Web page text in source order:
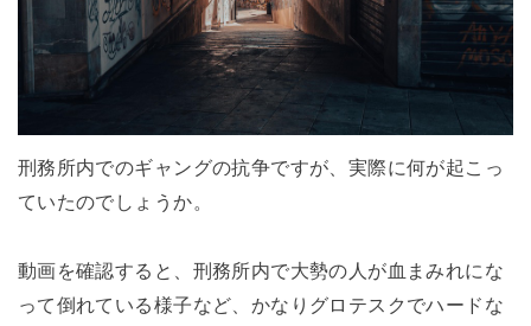
刑務所内でのギャングの抗争ですが、実際に何が起こっ
ていたのでしょうか。
動画を確認すると、刑務所内で大勢の人が血まみれにな
って倒れている様子など、かなりグロテスクでハードな